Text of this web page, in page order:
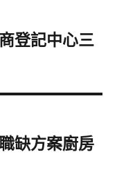
登記中心三
缺方案廚房